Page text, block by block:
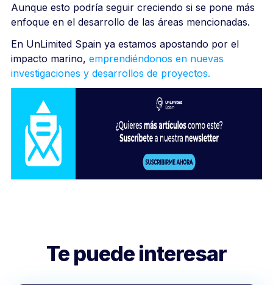
Aunque esto podría seguir creciendo si se pone más
enfoque en el desarrollo de las áreas mencionadas.
En UnLimited Spain ya estamos apostando por el
impacto marino, emprendiéndonos en nuevas
investigaciones y desarrollos de proyectos.
Te puede interesar